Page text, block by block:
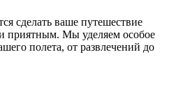
сделать ваше путешествие
приятным. Мы уделяем особое
полета, от развлечений до